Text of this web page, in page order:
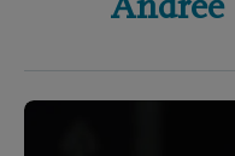
Andrée